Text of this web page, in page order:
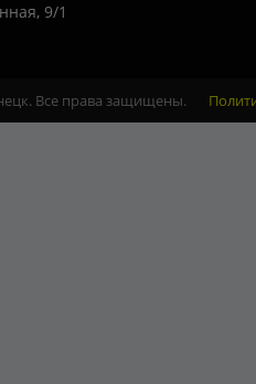
9/1
Все права защищены.